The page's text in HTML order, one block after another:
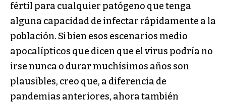
fértil para cualquier patógeno que tenga
alguna capacidad de infectar rápidamente a la
población. Si bien esos escenarios medio
apocalípticos que dicen que el virus podría no
irse nunca o durar muchísimos años son
plausibles, creo que, a diferencia de
pandemias anteriores, ahora también